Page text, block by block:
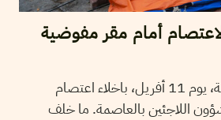
أمام مقر مفوضية
قامت الشرطة التونسية، يوم 11 أفريل، باخلاء اعتصام
اللاجئين بالعاصمة. ما خلف